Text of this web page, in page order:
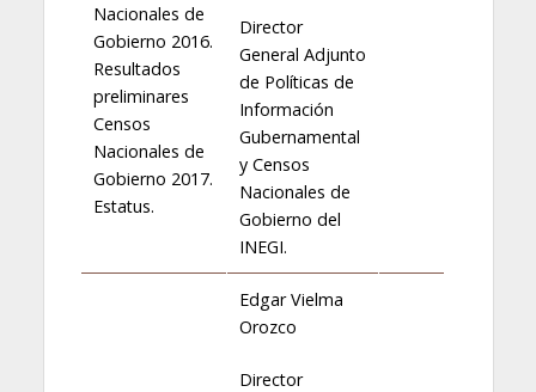
Nacionales de
Gobierno 2016.
Resultados
preliminares
Censos
Nacionales de
Gobierno 2017.
Estatus.
Director
General Adjunto
de Políticas de
Información
Gubernamental
y Censos
Nacionales de
Gobierno del
INEGI.
Edgar Vielma
Orozco
Director